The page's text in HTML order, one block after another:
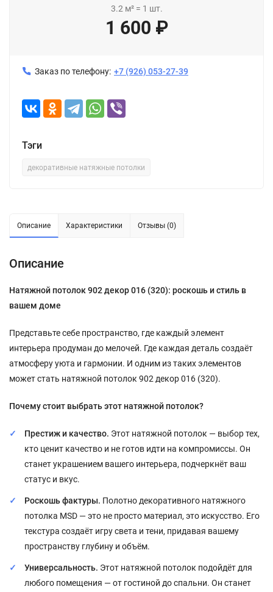
3.2 м²= 1 шт.
1 600 ₽
Заказ по телефону: +7 (926) 053-27-39
Тэги
декоративные натяжные потолки
Описание Характеристики Отзывы (0)
Описание
Натяжной потолок 902 декор 016 (320): роскошь и стиль в
вашем доме
Представьте себе пространство, где каждый элемент
интерьера продуман до мелочей. Где каждая деталь создаёт
атмосферу уюта и гармонии. И одним из таких элементов
может стать натяжной потолок 902 декор 016 (320).
Почему стоит выбрать этот натяжной потолок?
Престиж и качество. Этот натяжной потолок — выбор тех,
кто ценит качество и не готов идти на компромиссы. Он
станет украшением вашего интерьера, подчеркнёт ваш
статус и вкус.
Роскошь фактуры. Полотно декоративного натяжного
потолка MSD — это не просто материал, это искусство. Его
текстура создаёт игру света и тени, придавая вашему
пространству глубину и объём.
Универсальность. Этот натяжной потолок подойдёт для
любого помещения — от гостиной до спальни. Он станет